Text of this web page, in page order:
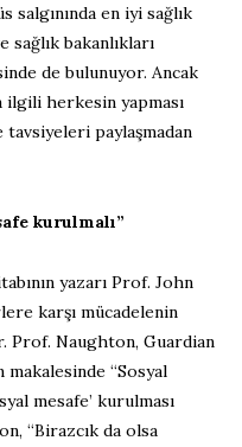
en iyi sağlık
bakanlıkları
de bulunuyor. Ancak
ilgili herkesin yapması
paylaşmadan
kurulmalı”
yazarı Prof. John
karşı mücadelenin
Prof. Naughton, Guardian
makalesinde “Sosyal
mesafe’ kurulması
“Birazcık da olsa